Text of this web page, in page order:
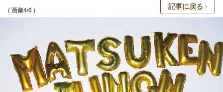
( 画像4/6 ) 記事に戻る